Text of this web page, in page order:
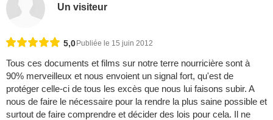
Un visiteur
5,0Publiée le 15 juin 2012
Tous ces documents et films sur notre terre nourricière sont à
90% merveilleux et nous envoient un signal fort, qu'est de
protéger celle-ci de tous les excès que nous lui faisons subir. A
nous de faire le nécessaire pour la rendre la plus saine possible et
surtout de faire comprendre et décider des lois pour cela. Il ne